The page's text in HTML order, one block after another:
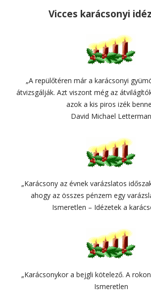
Vicces karácsonyi
„A repülőtéren már a karácsonyi
átvizsgálják. Azt viszont még az
azok a kis piros izék
David Michael Letterman
„Karácsony az évnek varázslatos
ahogy az összes pénzem egy
Ismeretlen – Idézetek a
„Karácsonykor a bejgli kötelező. A
Ismeretlen